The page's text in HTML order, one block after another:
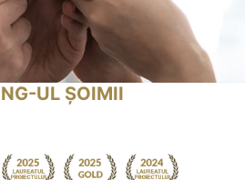
UL ȘOIMII